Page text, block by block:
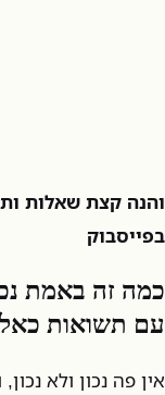
והנה קצת שאלות
בפייסבוק
כמה זה באמת
עם תשואות
אין פה נכון ולא